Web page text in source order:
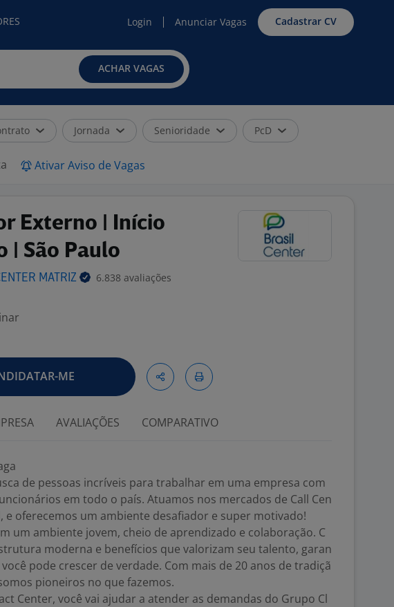
Login Anunciar Vagas Cadastrar CV
ACHAR VAGAS
Jornada Senioridade PcD
Ativar Aviso de Vagas
Externo | Início
| São Paulo
MATRIZ 6.838 avaliações
ME
AVALIAÇÕES COMPARATIVO
de pessoas incríveis para trabalhar em uma empresa com
em todo o país. Atuamos nos mercados de Call Cen
e oferecemos um ambiente desafiador e super motivado!
um ambiente jovem, cheio de aprendizado e colaboração. C
moderna e benefícios que valorizam seu talento, garan
pode crescer de verdade. Com mais de 20 anos de tradiçã
pioneiros no que fazemos.
Center, você vai ajudar a atender as demandas do Grupo Cl